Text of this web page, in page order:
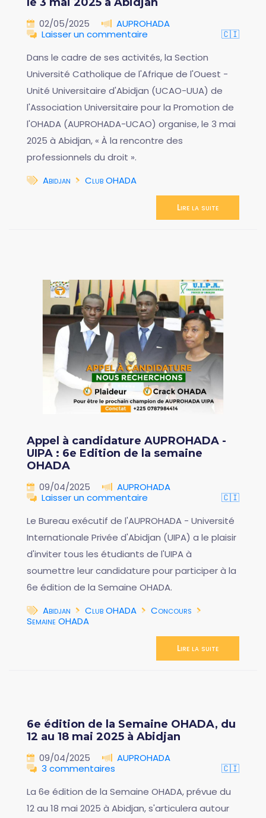
02/05/2025
AUPROHADA
Laisser un commentaire
🇨🇮
Dans le cadre de ses activités, la Section
Université Catholique de l'Afrique de l'Ouest -
Unité Universitaire d'Abidjan (UCAO-UUA) de
l'Association Universitaire pour la Promotion de
l'OHADA (AUPROHADA-UCAO) organise, le 3 mai
2025 à Abidjan, « À la rencontre des
professionnels du droit ».
Abidjan
Club OHADA
Lire la suite
Appel à candidature AUPROHADA -
UIPA : 6e Edition de la semaine
OHADA
09/04/2025
AUPROHADA
Laisser un commentaire
🇨🇮
Le Bureau exécutif de l'AUPROHADA - Université
Internationale Privée d'Abidjan (UIPA) a le plaisir
d'inviter tous les étudiants de l'UIPA à
soumettre leur candidature pour participer à la
6e édition de la Semaine OHADA.
Abidjan
Club OHADA
Concours
Semaine OHADA
Lire la suite
6e édition de la Semaine OHADA, du
12 au 18 mai 2025 à Abidjan
09/04/2025
AUPROHADA
3 commentaires
🇨🇮
La 6e édition de la Semaine OHADA, prévue du
12 au 18 mai 2025 à Abidjan, s'articulera autour